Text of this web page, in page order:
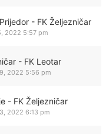
- FK Željezničar
2022 5:57 pm
- FK Leotar
2022 5:56 pm
- FK Željezničar
2022 6:13 pm